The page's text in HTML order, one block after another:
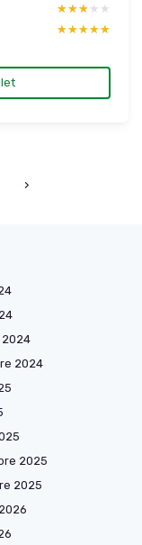
★★★★★
★★★★★
★★★★★
★★★★★
›
2024
2024
2025
2025